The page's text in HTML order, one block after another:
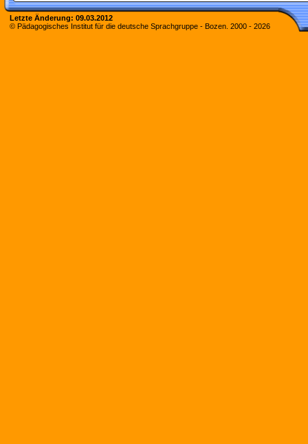
Letzte Änderung: 09.03.2012
© Pädagogisches Institut für die deutsche Sprachgruppe - Bozen. 2000 - 2026